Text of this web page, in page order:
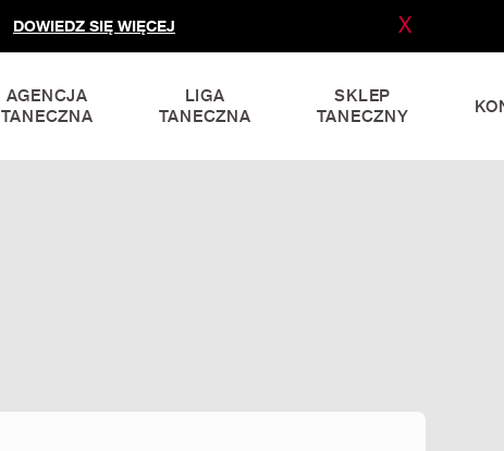
X
DOWIEDZ SIĘ WIĘCEJ
AGENCJA
TANECZNA
LIGA
TANECZNA
SKLEP
TANECZNY